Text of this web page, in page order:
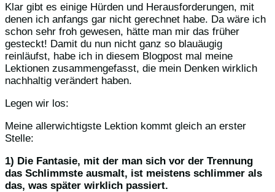
Klar gibt es einige Hürden und Herausforderungen, mit
denen ich anfangs gar nicht gerechnet habe. Da wäre ich
schon sehr froh gewesen, hätte man mir das früher
gesteckt! Damit du nun nicht ganz so blauäugig
reinläufst, habe ich in diesem Blogpost mal meine
Lektionen zusammengefasst, die mein Denken wirklich
nachhaltig verändert haben.
Legen wir los:
Meine allerwichtigste Lektion kommt gleich an erster
Stelle:
1) Die Fantasie, mit der man sich vor der Trennung
das Schlimmste ausmalt, ist meistens schlimmer als
das, was später wirklich passiert.